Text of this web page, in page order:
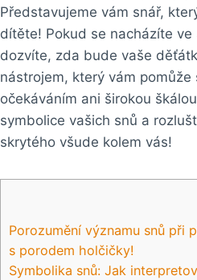
Představujeme vám ‍snář,‌
dítěte! Pokud se nacházíte
dozvíte, ⁤zda ⁤bude vaše
nástrojem, který vám⁢
očekáváním ani širokou
symbolice‌ vašich snů a
skrytého všude kolem‍ vás!
Porozumění významu snů při
s porodem holčičky!
Symbolika snů: Jak